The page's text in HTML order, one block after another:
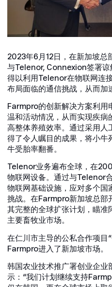
2023年6月12日，在新加坡
与Telenor, Connexion签署
得以利用Telenor在物联网连
布局面临的通信挑战，从而加
Farmpro的创新解决方案利用
温和活动情况，从而实现疾病
高整体养殖效率。通过采用
得了令人瞩目的成果，将小牛
牛受胎率翻番。
Telenor业务遍布全球，在
物联网设备。通过与Telenor
物联网基础设施，应对多个国
挑战。在Farmpro新加坡总部
其完整的全球扩张计划，瞄准
主要畜牧业市场。
在仁川市主导的公私合作项目
Farmpro进入了新加坡市场。
韩国农业技术推广署创业企
示：“我们计划继续支持